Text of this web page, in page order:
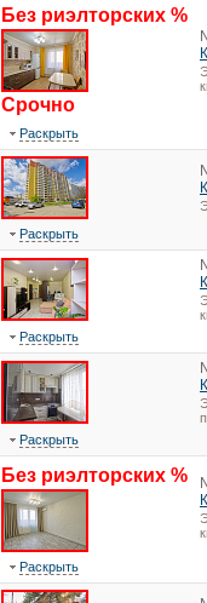
Без риэлторских %
Срочно
Раскрыть
Раскрыть
Раскрыть
Раскрыть
Без риэлторских %
Раскрыть